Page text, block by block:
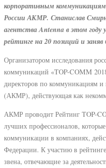
корпоративным
России АКМР. Станислав
агентства Antenna в этом году
рейтинге на 20 позиций и заняв
Организатором исследования
коммуникаций «TOP-COMM
директоров по коммуникациям
(АКМР), действующая как
АКМР проводит Рейтинг TOP-
лучших профессионалов, которые
коммуникации в компаниях,
Федерации. К участию в
звена, отвечающие за